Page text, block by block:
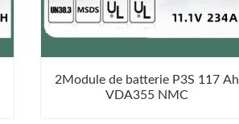
2Module de batterie P3S 117 Ah
VDA355 NMC